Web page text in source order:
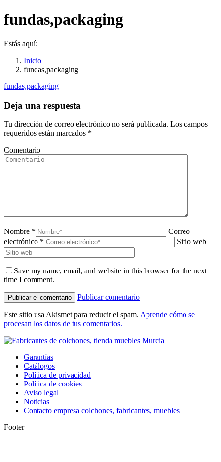
fundas,packaging
Estás aquí:
Inicio
fundas,packaging
fundas,packaging
Deja una respuesta
Tu dirección de correo electrónico no será publicada. Los campos
requeridos están marcados *
Comentario
Nombre *
Correo
electrónico *
Sitio web
Save my name, email, and website in this browser for the next
time I comment.
Publicar comentario
Este sitio usa Akismet para reducir el spam. Aprende cómo se
procesan los datos de tus comentarios.
Garantías
Catálogos
Política de privacidad
Política de cookies
Aviso legal
Noticias
Contacto empresa colchones, fabricantes, muebles
Footer